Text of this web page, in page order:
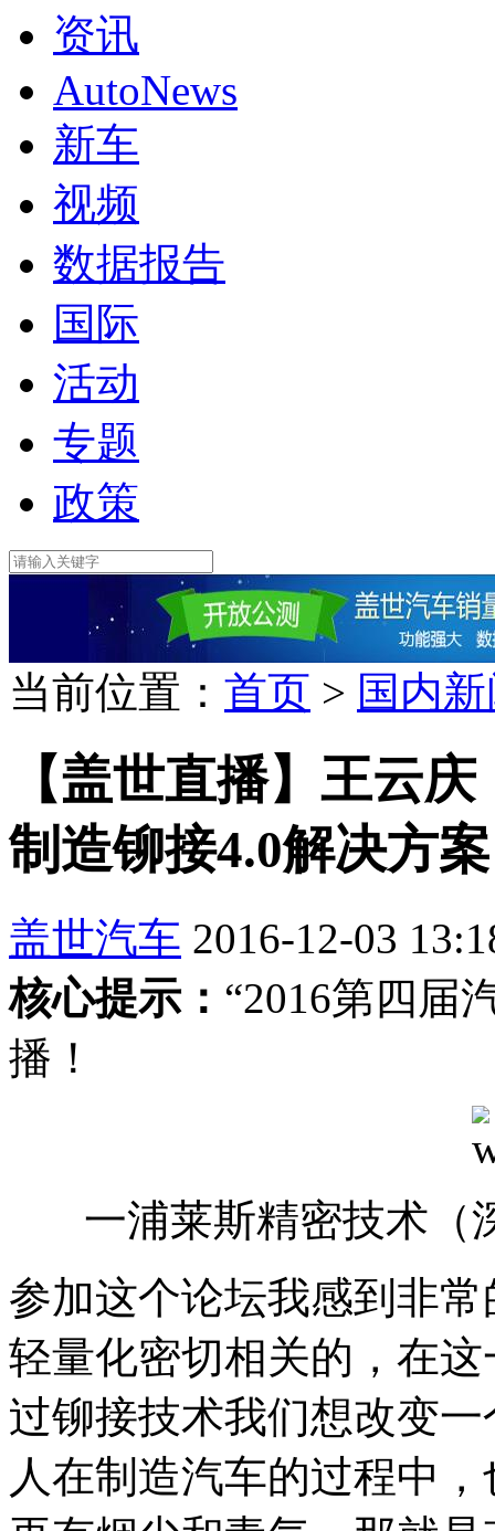
资讯
AutoNews
新车
视频
数据报告
国际
活动
专题
政策
当前位置： 首页 > 国内
【盖世直播】王云
制造铆接4.0解决方案
盖世汽车 2016-12-03
核心提示： “2016第四届
播！
一浦莱斯精密技术（
参加这个论坛我感到非
轻量化密切相关的，在
过铆接技术我们想改变
人在制造汽车的过程中